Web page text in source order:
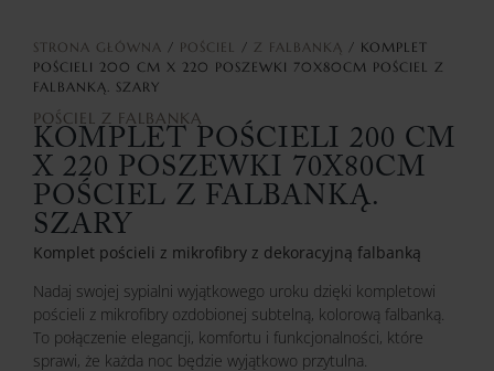
STRONA GŁÓWNA / POŚCIEL / Z FALBANKĄ / KOMPLET
POŚCIELI 200 CM X 220 POSZEWKI 70X80CM POŚCIEL Z
FALBANKĄ. SZARY
POŚCIEL Z FALBANKĄ
KOMPLET POŚCIELI 200 CM
X 220 POSZEWKI 70X80CM
POŚCIEL Z FALBANKĄ.
SZARY
Komplet pościeli z mikrofibry z dekoracyjną falbanką
Nadaj swojej sypialni wyjątkowego uroku dzięki kompletowi
pościeli z mikrofibry ozdobionej subtelną, kolorową falbanką.
To połączenie elegancji, komfortu i funkcjonalności, które
sprawi, że każda noc będzie wyjątkowo przytulna.